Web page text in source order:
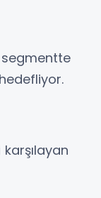
segmentte